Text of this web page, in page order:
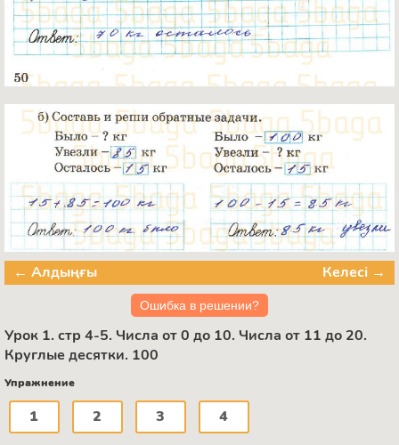
← Алдыңғы Келесі →
Ошибка в решении?
Урок 1. стр 4-5. Числа от 0 до 10. Числа от 11 до 20.
Круглые десятки. 100
Упражнение
1 2 3 4